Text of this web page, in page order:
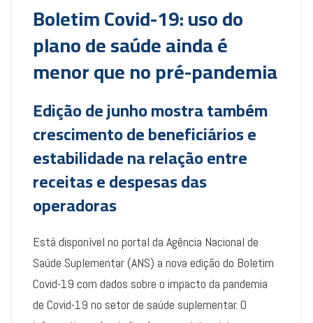
Boletim Covid-19: uso do
plano de saúde ainda é
menor que no pré-pandemia
Edição de junho mostra também
crescimento de beneficiários e
estabilidade na relação entre
receitas e despesas das
operadoras
Está disponível no portal da Agência Nacional de
Saúde Suplementar (ANS) a nova edição do Boletim
Covid-19 com dados sobre o impacto da pandemia
de Covid-19 no setor de saúde suplementar. O